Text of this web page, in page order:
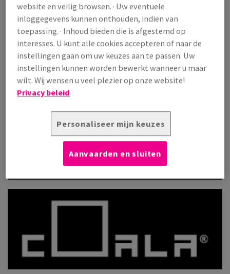
website en veilig browsen. · Uw eventuele
inloggegevens kunnen onthouden, indien van
toepassing. · Inhoud bieden die is afgestemd op
interesses. U kunt alle cookies accepteren of naar de
instellingen gaan om uw keuzes aan te passen. Uw
instellingen kunnen worden bewerkt wanneer u maar
wilt. Wij wensen u veel plezier op onze website!
Privacy beleid
Personaliseer mijn keuzes
Aanvaarden en sluiten